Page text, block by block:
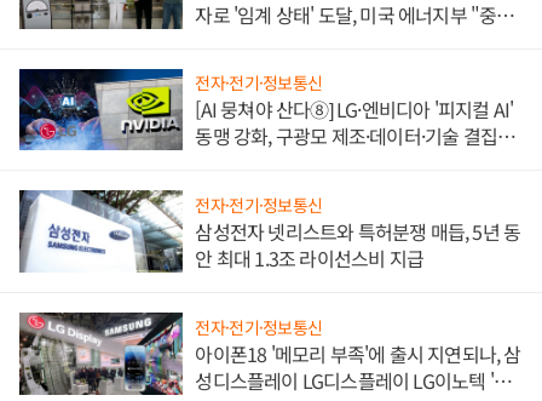
자로 '임계 상태' 도달, 미국 에너지부 "중요
전자·전기·정보통신
[AI 뭉쳐야 산다⑧] LG·엔비디아 '피지컬 AI'
동맹 강화, 구광모 제조·데이터·기술 결집
전자·전기·정보통신
삼성전자 넷리스트와 특허분쟁 매듭, 5년 동
안 최대 1.3조 라이선스비 지급
전자·전기·정보통신
아이폰18 '메모리 부족'에 출시 지연되나, 삼
성디스플레이 LG디스플레이 LG이노텍 '탈